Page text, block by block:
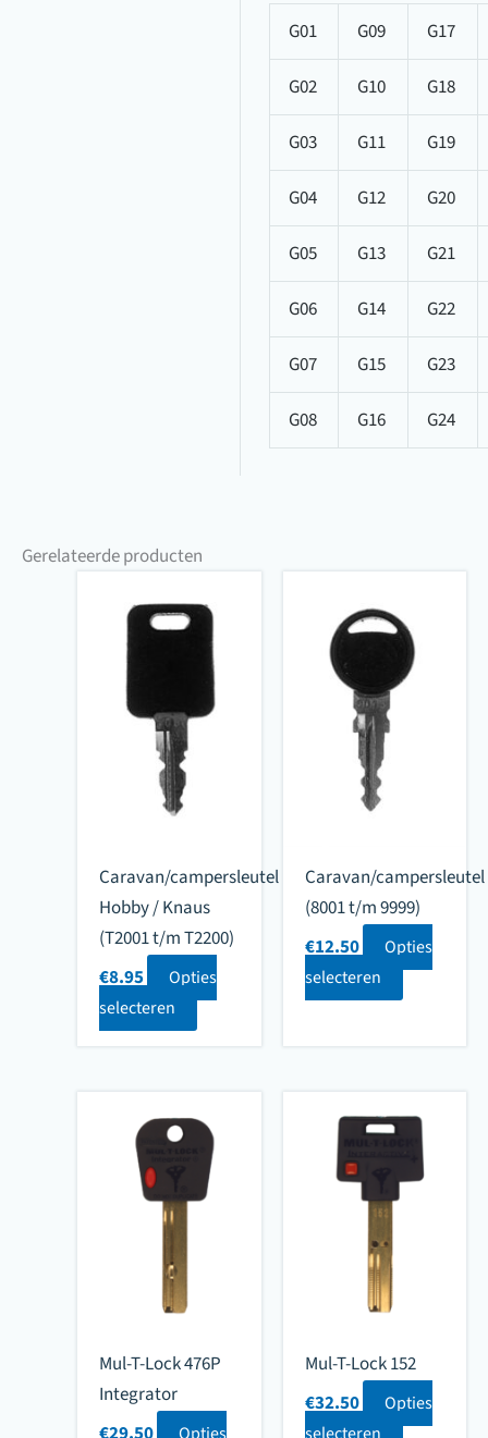
G01 G09 G17
G02 G10 G18
G03 G11 G19
G04 G12 G20
G05 G13 G21
G06 G14 G22
G07 G15 G23
G08 G16 G24
Gerelateerde producten
Caravan/campersleutel
Hobby / Knaus
(T2001 t/m T2200)
€8.95
Opties
selecteren
Caravan/campersleutel
(8001 t/m 9999)
€12.50
Opties
selecteren
Mul-T-Lock 476P
Integrator
Mul-T-Lock 152
€32.50
Opties